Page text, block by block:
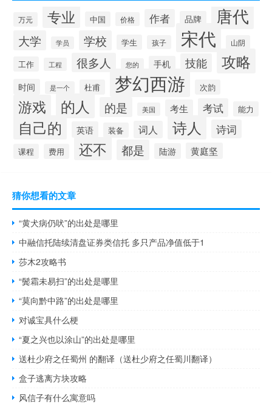
万元 专业 中国 价格 作者 品牌 唐代
大学 学员 学校 学生 孩子 宋代 山阴
工作 工程 很多人 您的 手机 技能 攻略
时间 是一个 杜甫 梦幻西游 次韵
游戏 的人 的是 美国 考生 考试 能力
自己的 英语 装备 词人 诗人 诗词
课程 费用 还不 都是 陆游 黄庭坚
猜你想看的文章
“黄犬病仍吠”的出处是哪里
中融信托陆续清盘证券类信托 多只产品净值低于1
莎木2攻略书
“鬓霜未易扫”的出处是哪里
“莫向黔中路”的出处是哪里
对诚宝具什么梗
“夏之兴也以涂山”的出处是哪里
送杜少府之任蜀州 的翻译（送杜少府之任蜀川翻译）
盒子逃离方块攻略
风信子有什么寓意吗